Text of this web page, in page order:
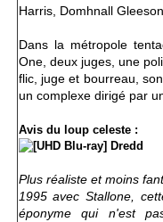
Harris, Domhnall Gleeson
Dans la métropole
One, deux juges, une
flic, juge et bourreau,
un complexe dirigé par
Avis du loup celeste :
Plus réaliste et moins
1995 avec Stallone,
éponyme qui n'est